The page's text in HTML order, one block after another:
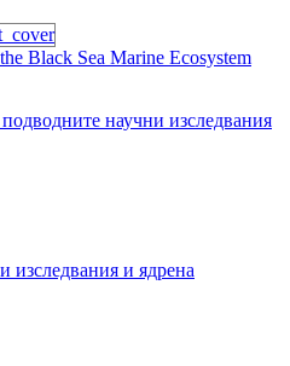
Black Sea Marine Ecosystem
научни изследвания
изследвания и ядрена